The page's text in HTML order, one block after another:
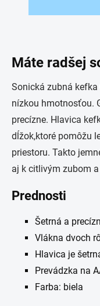
Máte radšej
Sonická zubná kefka
nízkou hmotnosťou.
precízne. Hlavica
dĺžok,ktoré pomôžu
priestoru. Takto
aj k citlivým zubom
Prednosti
Šetrná a
Vlákna dvoch
Hlavica je
Prevádzka na
Farba: biela